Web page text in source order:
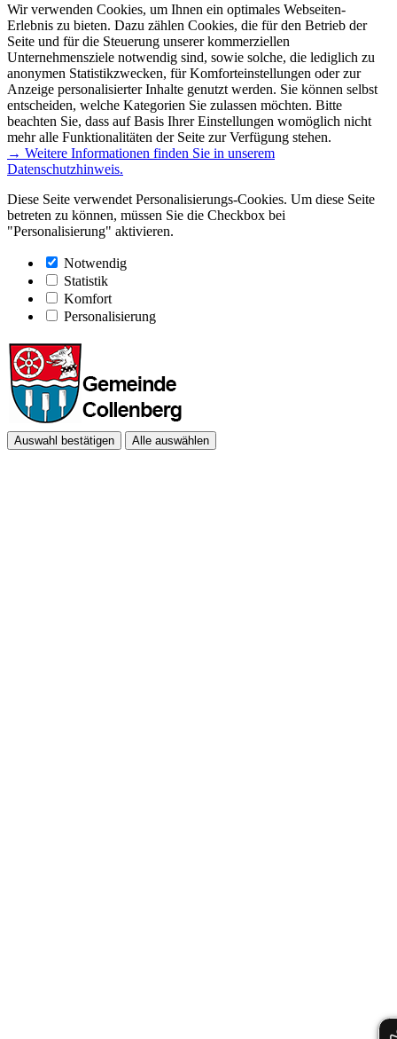
Wir verwenden Cookies, um Ihnen ein optimales Webseiten-
Erlebnis zu bieten. Dazu zählen Cookies, die für den Betrieb der
Seite und für die Steuerung unserer kommerziellen
Unternehmensziele notwendig sind, sowie solche, die lediglich zu
anonymen Statistikzwecken, für Komforteinstellungen oder zur
Anzeige personalisierter Inhalte genutzt werden. Sie können selbst
entscheiden, welche Kategorien Sie zulassen möchten. Bitte
beachten Sie, dass auf Basis Ihrer Einstellungen womöglich nicht
mehr alle Funktionalitäten der Seite zur Verfügung stehen.
→ Weitere Informationen finden Sie in unserem
Datenschutzhinweis.
Diese Seite verwendet Personalisierungs-Cookies. Um diese Seite
betreten zu können, müssen Sie die Checkbox bei
"Personalisierung" aktivieren.
Notwendig
Statistik
Komfort
Personalisierung
Auswahl bestätigen Alle auswählen